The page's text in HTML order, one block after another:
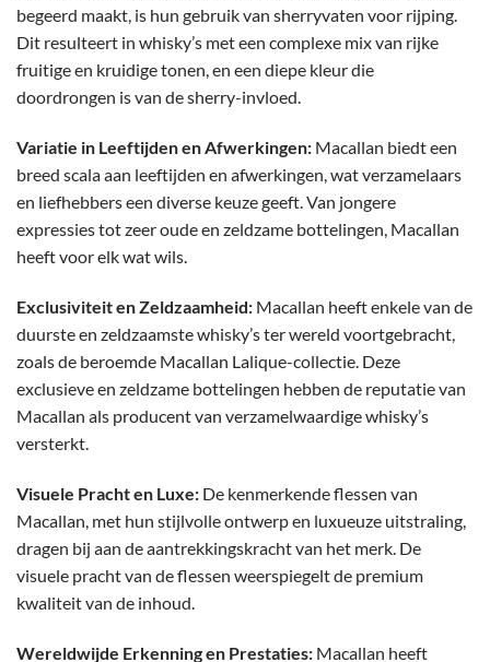
begeerd maakt, is hun gebruik van sherryvaten voor rijping.
Dit resulteert in whisky’s met een complexe mix van rijke
fruitige en kruidige tonen, en een diepe kleur die
doordrongen is van de sherry-invloed.
Variatie in Leeftijden en Afwerkingen: Macallan biedt een
breed scala aan leeftijden en afwerkingen, wat verzamelaars
en liefhebbers een diverse keuze geeft. Van jongere
expressies tot zeer oude en zeldzame bottelingen, Macallan
heeft voor elk wat wils.
Exclusiviteit en Zeldzaamheid: Macallan heeft enkele van de
duurste en zeldzaamste whisky’s ter wereld voortgebracht,
zoals de beroemde Macallan Lalique-collectie. Deze
exclusieve en zeldzame bottelingen hebben de reputatie van
Macallan als producent van verzamelwaardige whisky’s
versterkt.
Visuele Pracht en Luxe: De kenmerkende flessen van
Macallan, met hun stijlvolle ontwerp en luxueuze uitstraling,
dragen bij aan de aantrekkingskracht van het merk. De
visuele pracht van de flessen weerspiegelt de premium
kwaliteit van de inhoud.
Wereldwijde Erkenning en Prestaties: Macallan heeft